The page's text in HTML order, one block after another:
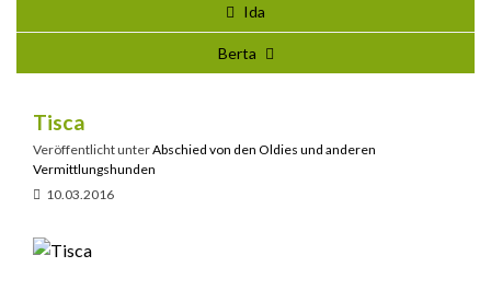
Ida
Berta
Tisca
Veröffentlicht unterAbschied von den Oldies und anderen
Vermittlungshunden
10.03.2016